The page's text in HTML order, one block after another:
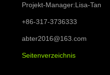
Projekt-Manager:Lisa-Tan
+86-317-3736333
abter2016@163.com
Seitenverzeichnis